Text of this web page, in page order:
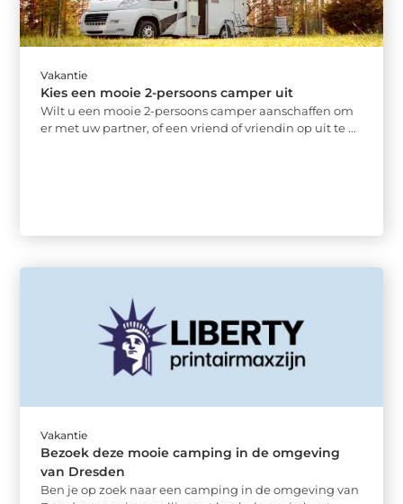
Vakantie
Kies een mooie 2-persoons camper uit
Wilt u een mooie 2-persoons camper aanschaffen om
er met uw partner, of een vriend of vriendin op uit te ...
Vakantie
Bezoek deze mooie camping in de omgeving
van Dresden
Ben je op zoek naar een camping in de omgeving van